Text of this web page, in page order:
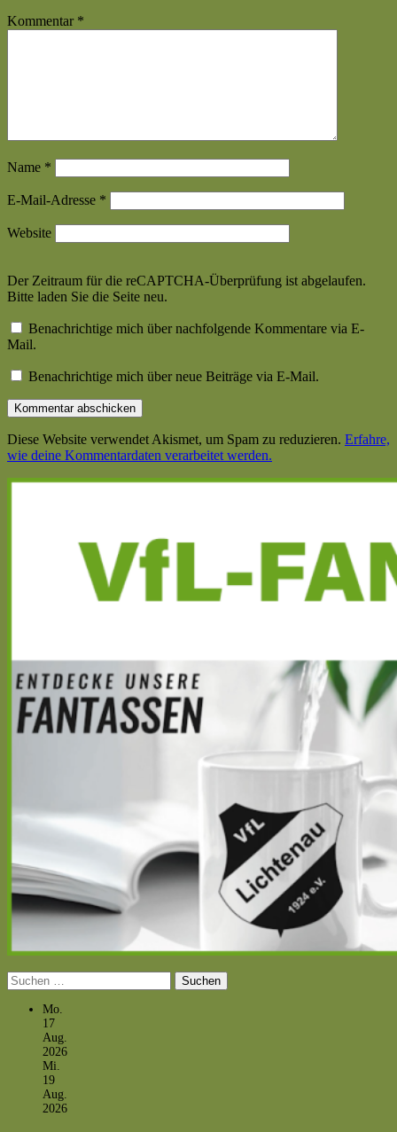
Kommentar *
Name *
E-Mail-Adresse *
Website
Der Zeitraum für die reCAPTCHA-Überprüfung ist abgelaufen.
Bitte laden Sie die Seite neu.
Benachrichtige mich über nachfolgende Kommentare via E-
Mail.
Benachrichtige mich über neue Beiträge via E-Mail.
Diese Website verwendet Akismet, um Spam zu reduzieren. Erfahre,
wie deine Kommentardaten verarbeitet werden.
Haupt-
Suchen
nach:
Mo.
17
Aug.
2026
Mi.
19
Aug.
2026